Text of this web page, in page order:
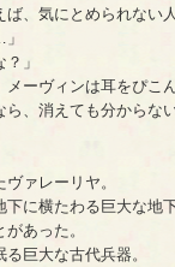
ば、気にとめられない
」
ーヴィンは耳をぴこ
ら、消えても分からな
ァレーリヤ。
下に横たわる巨大な
あった。
巨大な古代兵器。